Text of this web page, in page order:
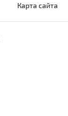
Карта сайта